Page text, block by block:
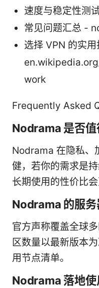
速度与稳定性测
常见问题汇总 -
选择 VPN 的实
work
Frequently Asked
Nodrama 是否值
Nodrama 在隐私、
健，若你的需求是
长期使用的性价比会
Nodrama 的服务
官方声称覆盖全球
区数量以最新版本
用节点清单。
Nodrama 落地使